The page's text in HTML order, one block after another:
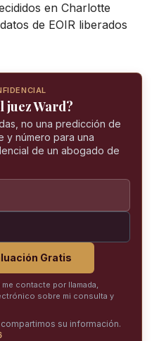
en Charlotte
de EOIR liberados
juez Ward?
no una predicción de
y número para una
de un abogado de
Gratis
contacte por llamada,
sobre mi consulta y
su información.